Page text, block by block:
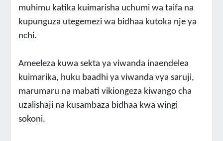
muhimu katika kuimarisha uchumi wa taifa na
kupunguza utegemezi wa bidhaa kutoka nje ya
nchi.
Ameeleza kuwa sekta ya viwanda inaendelea
kuimarika, huku baadhi ya viwanda vya saruji,
marumaru na mabati vikiongeza kiwango cha
uzalishaji na kusambaza bidhaa kwa wingi
sokoni.